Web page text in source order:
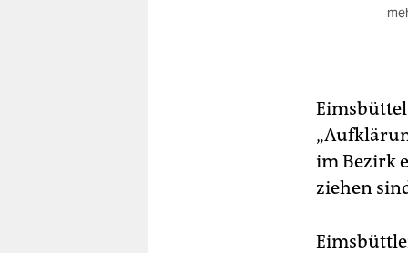
im Bezirk
ziehen